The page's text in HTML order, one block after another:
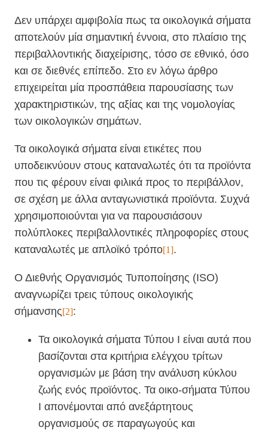
Δεν υπάρχει αμφιβολία πως τα οικολογικά σήματα
αποτελούν μία σημαντική έννοια, στο πλαίσιο της
περιβαλλοντικής διαχείρισης, τόσο σε εθνικό, όσο
και σε διεθνές επίπεδο. Στο εν λόγω άρθρο
επιχειρείται μία προσπάθεια παρουσίασης των
χαρακτηριστικών, της αξίας και της νομολογίας
των οικολογικών σημάτων.
Τα οικολογικά σήματα είναι ετικέτες που
υποδεικνύουν στους καταναλωτές ότι τα προϊόντα
που τις φέρουν είναι φιλικά προς το περιβάλλον,
σε σχέση με άλλα ανταγωνιστικά προϊόντα. Συχνά
χρησιμοποιούνται για να παρουσιάσουν
πολύπλοκες περιβαλλοντικές πληροφορίες στους
καταναλωτές με απλοϊκό τρόπο[1].
Ο Διεθνής Οργανισμός Τυποποίησης (ISO)
αναγνωρίζει τρεις τύπους οικολογικής
σήμανσης[2]:
Τα οικολογικά σήματα Τύπου Ι είναι αυτά που
βασίζονται στα κριτήρια ελέγχου τρίτων
οργανισμών με βάση την ανάλυση κύκλου
ζωής ενός προϊόντος. Τα οικο-σήματα Τύπου
Ι απονέμονται από ανεξάρτητους
οργανισμούς σε παραγωγούς και